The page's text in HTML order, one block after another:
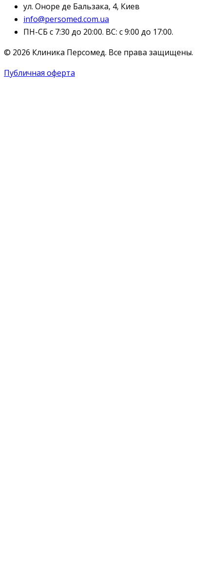
ул. Оноре де Бальзака, 4, Киев
info@persomed.com.ua
ПН-СБ с 7:30 до 20:00. ВС: с 9:00 до 17:00.
© 2026 Клиника Персомед. Все права защищены.
Публичная оферта